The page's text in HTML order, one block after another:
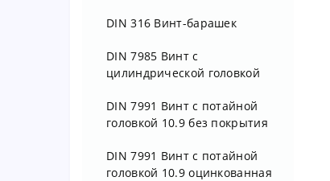
DIN 316 Винт-барашек
DIN 7985 Винт с
цилиндрической головкой
DIN 7991 Винт с потайной
головкой 10.9 без покрытия
DIN 7991 Винт с потайной
головкой 10.9 оцинкованная